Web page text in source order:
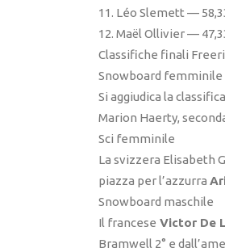
11. Léo Slemett —
12. Maël Ollivier —
Classifiche finali
Snowboard femminile
Si aggiudica la
Marion Haerty,
Sci femminile
La svizzera Elisabeth
piazza per l’azzurra
Snowboard maschile
Il francese Victor De
Bramwell 2° e